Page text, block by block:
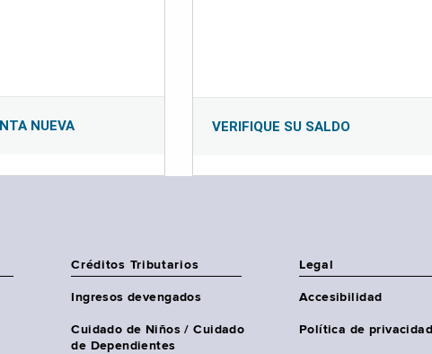
NUEVA VERIFIQUE SU SALDO
Créditos Tributarios
Ingresos devengados
Cuidado de Niños / Cuidado
de Dependientes
Legal
Accesibilidad
Política de privacidad